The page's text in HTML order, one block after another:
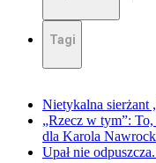
Tagi
Nietykalna sierżant
„Rzecz w tym”:
dla Karola
Upał nie